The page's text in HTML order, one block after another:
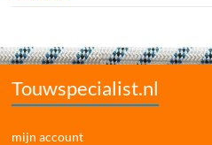
Touwspecialist.nl
mijn account